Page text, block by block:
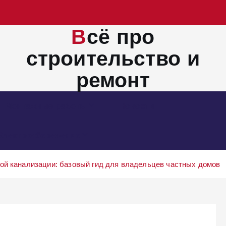
Всё про
строительство и
ремонт
канализации: базовый гид для владельцев частных домов